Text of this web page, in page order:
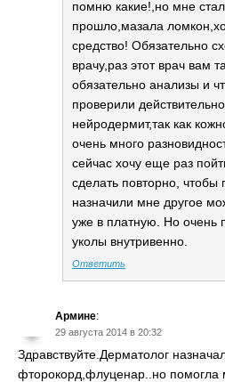
помню какие!,но мне
прошло,мазала
средство! Обязательно
врачу,раз этот врач вам
обязательно анализы и
проверили
нейродермит,так как
очень много
сейчас хочу еще раз
сделать повторно, чтобы
назначили мне другое
уже в платную. Но очень
уколы внутривенно.
Ответить
Армине:
29 августа 2014 в 20:32
Здравствуйте.Дерматолог
фторокорд,флуценар..но помогла